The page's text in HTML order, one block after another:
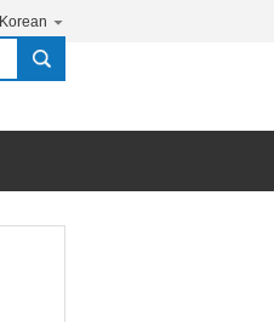
Korean
search